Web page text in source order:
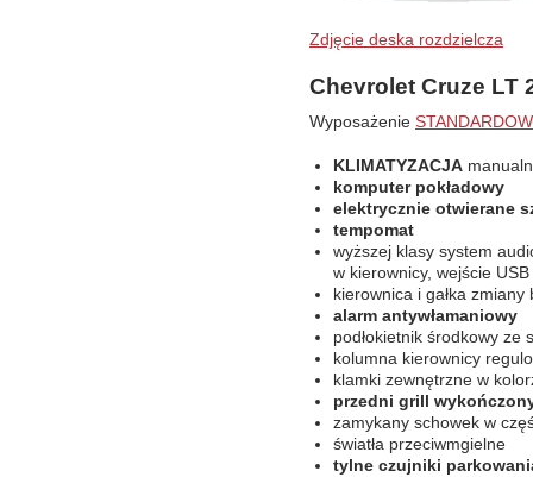
Zdjęcie deska rozdzielcza
Chevrolet Cruze LT
Wyposażenie
KLIMATYZACJA
komputer pokładowy
elektrycznie otwierane
tempomat
wyższej klasy system
w kierownicy, wejście USB
kierownica i gałka
alarm antywłamaniowy
podłokietnik środkowy ze
kolumna kierownicy
klamki zewnętrzne w
przedni grill
zamykany schowek w
światła przeciwmgielne
tylne czujniki